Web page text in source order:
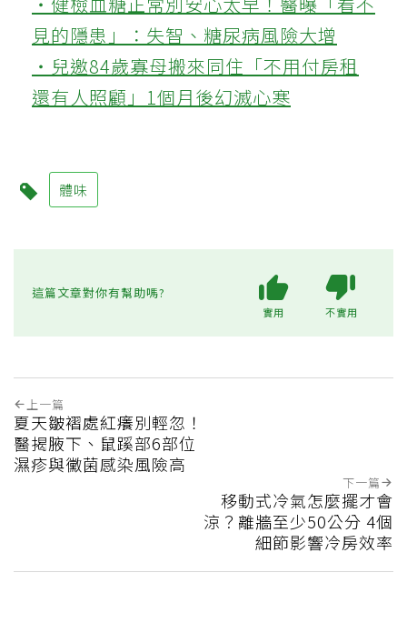
見的隱患」：失智、糖尿病風險大增
‧兒邀84歲寡母搬來同住「不用付房租
還有人照顧」1個月後幻滅心寒
體味
這篇文章對你有幫助嗎?
實用 不實用
上一篇
夏天皺褶處紅癢別輕忽！
醫揭腋下、鼠蹊部6部位
濕疹與黴菌感染風險高
下一篇
移動式冷氣怎麼擺才會
涼？離牆至少50公分 4個
細節影響冷房效率